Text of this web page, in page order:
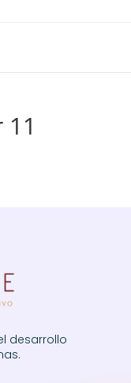
desarrollo